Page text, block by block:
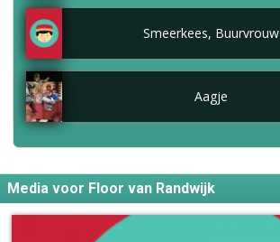
Smeerkees, Buurvrouw
Aagje
Media voor Floor van Randwijk